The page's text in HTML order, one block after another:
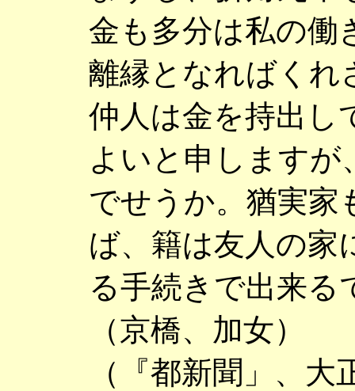
金も多分は私の働
離縁となればくれ
仲人は金を持出し
よいと申します
でせうか。猶実家
ば、籍は友人の家
る手続きで出来る
（京橋、加女）
（『都新聞」、